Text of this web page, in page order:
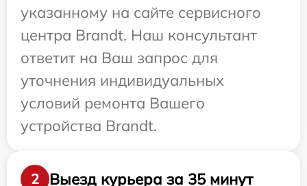
указанному на сайте сервисного
центра Brandt. Наш консультант
ответит на Ваш запрос для
уточнения индивидуальных
условий ремонта Вашего
устройства Brandt.
2 Выезд курьера за 35 минут